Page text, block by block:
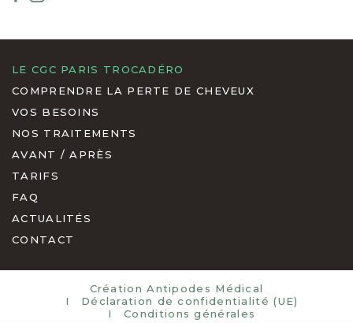
LE CGC PARIS TROCADÉRO
COMPRENDRE LA PERTE DE CHEVEUX
VOS BESOINS
NOS TRAITEMENTS
AVANT / APRÈS
TARIFS
FAQ
ACTUALITÉS
CONTACT
Création Antipodes Médical
Déclaration de confidentialité (UE)
Conditions générales